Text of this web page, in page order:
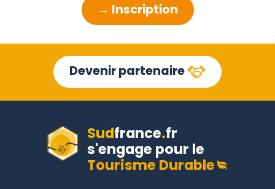
→ Inscription
Devenir partenaire
Sudfrance.fr
s'engage pour le
Tourisme Durable